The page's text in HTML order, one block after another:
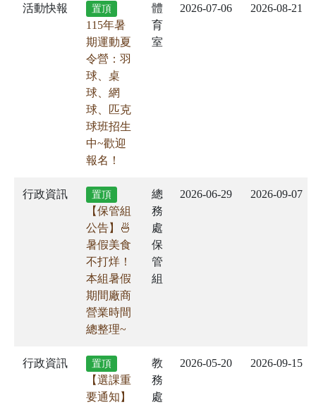
活動快報 置頂
115年暑
期運動夏
令營：羽
球、桌
球、網
球、匹克
球班招生
中~歡迎
報名！
體
育
室
2026-07-06 2026-08-21
行政資訊 置頂
【保管組
公告】🍜
暑假美食
不打烊！
本組暑假
期間廠商
營業時間
總整理~
總
務
處
保
管
組
2026-06-29 2026-09-07
行政資訊 置頂
【選課重
要通知】
教
務
處
2026-05-20 2026-09-15